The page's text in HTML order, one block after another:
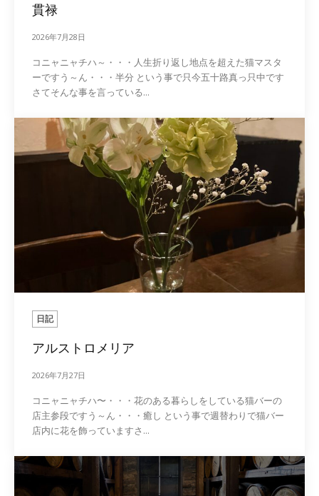
貫禄
2026年7月28日
コニャニャチハ～・・・人生折り返し地点を超えた猫マスタ
ーですう～ん・・・半分 という事で只今五十路真っ只中です
さてそんな事を言っている...
日記
アルストロメリア
2026年7月27日
コニャニャチハ〜・・・花のある暮らしをしている猫バーの
店主参段ですう～ん・・・癒し という事で週替わりで猫バー
店内に花を飾っていますさ...